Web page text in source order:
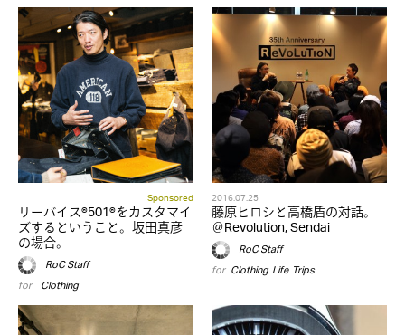
Sponsored
リーバイス®501®をカスタマイ
ズするということ。坂田真彦
の場合。
RoC Staff
for Clothing
2016.07.25
藤原ヒロシと高橋盾の対話。
＠Revolution, Sendai
RoC Staff
for Clothing,Life, Trips